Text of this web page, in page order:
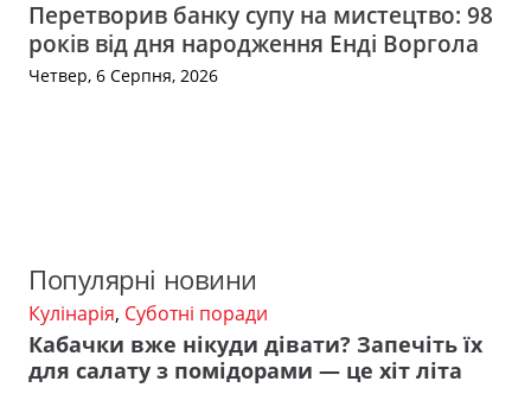
Перетворив банку супу на мистецтво: 98
років від дня народження Енді Воргола
Четвер, 6 Серпня, 2026
Популярні новини
Кулінарія, Суботні поради
Кабачки вже нікуди дівати? Запечіть їх
для салату з помідорами — це хіт літа